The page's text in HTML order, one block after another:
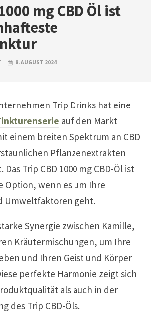
mg CBD Öl ist
8. AUGUST 2024
Trip Drinks hat eine
auf den Markt
einem breiten Spektrum an CBD
Pflanzenextrakten
Trip CBD 1000 mg CBD-Öl ist
Option, wenn es um Ihre
Umweltfaktoren geht.
Synergie zwischen Kamille,
Kräutermischungen, um Ihre
und Ihren Geist und Körper
perfekte Harmonie zeigt sich
als auch in der
des Trip CBD-Öls.